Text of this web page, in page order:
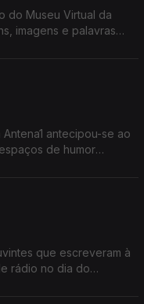
do Museu Virtual da
imagens e palavras
antecipou-se ao
de humor
que escreveram à
rádio no dia do